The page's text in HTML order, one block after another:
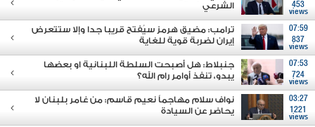
453
views
الشرعي
07:59
837
views
ترامب: مضيق هرمز سيُفتح قريبا جدا وإلا ستتعرض
إيران لضربة قوية للغاية
07:53
724
views
جنبلاط: هل أصبحت السلطة اللبنانية او بعضها
يبدو، تنفذ أوامر رام الله؟
03:27
1221
views
نواف سلام مهاجماً نعيم قاسم: من غامر بلبنان لا
يحاضر عن السيادة